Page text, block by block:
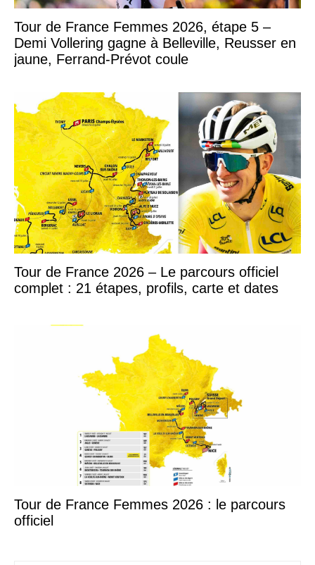
Tour de France Femmes 2026, étape 5 –
Demi Vollering gagne à Belleville, Reusser en
jaune, Ferrand-Prévot coule
Tour de France 2026 – Le parcours officiel
complet : 21 étapes, profils, carte et dates
Tour de France Femmes 2026 : le parcours
officiel